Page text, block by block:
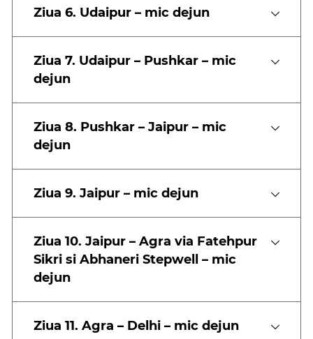
fabrica de marmura din Agra
Ziua 6. Udaipur – mic dejun
Ziua 7. Udaipur – Pushkar – mic
dejun
Ziua 8. Pushkar – Jaipur – mic
dejun
Ziua 9. Jaipur – mic dejun
Ziua 10. Jaipur – Agra via Fatehpur
Sikri si Abhaneri Stepwell – mic
dejun
Ziua 11. Agra – Delhi – mic dejun